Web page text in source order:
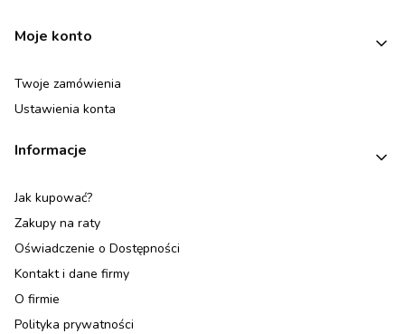
Moje konto
Twoje zamówienia
Ustawienia konta
Informacje
Jak kupować?
Zakupy na raty
Oświadczenie o Dostępności
Kontakt i dane firmy
O firmie
Polityka prywatności